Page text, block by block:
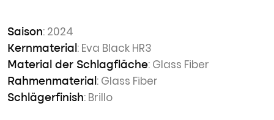
Saison: 2024
Kernmaterial : Eva Black HR3
Material der Schlagfläche: Glass Fiber
Rahmenmaterial : Glass Fiber
Schlägerfinish: Brillo